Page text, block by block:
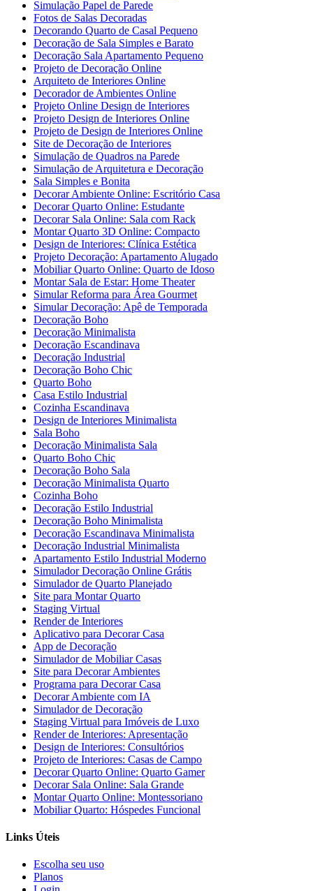
Simulação Papel de Parede
Fotos de Salas Decoradas
Decorando Quarto de Casal Pequeno
Decoração de Sala Simples e Barato
Decoração Sala Apartamento Pequeno
Projeto de Decoração Online
Arquiteto de Interiores Online
Decorador de Ambientes Online
Projeto Online Design de Interiores
Projeto Design de Interiores Online
Projeto de Design de Interiores Online
Site de Decoração de Interiores
Simulação de Quadros na Parede
Simulação de Arquitetura e Decoração
Sala Simples e Bonita
Decorar Ambiente Online: Escritório Casa
Decorar Quarto Online: Estudante
Decorar Sala Online: Sala com Rack
Montar Quarto 3D Online: Compacto
Design de Interiores: Clínica Estética
Projeto Decoração: Apartamento Alugado
Mobiliar Quarto Online: Quarto de Idoso
Montar Sala de Estar: Home Theater
Simular Reforma para Área Gourmet
Simular Decoração: Apê de Temporada
Decoração Boho
Decoração Minimalista
Decoração Escandinava
Decoração Industrial
Decoração Boho Chic
Quarto Boho
Casa Estilo Industrial
Cozinha Escandinava
Design de Interiores Minimalista
Sala Boho
Decoração Minimalista Sala
Quarto Boho Chic
Decoração Boho Sala
Decoração Minimalista Quarto
Cozinha Boho
Decoração Estilo Industrial
Decoração Boho Minimalista
Decoração Escandinava Minimalista
Decoração Industrial Minimalista
Apartamento Estilo Industrial Moderno
Simulador Decoração Online Grátis
Simulador de Quarto Planejado
Site para Montar Quarto
Staging Virtual
Render de Interiores
Aplicativo para Decorar Casa
App de Decoração
Simulador de Mobiliar Casas
Site para Decorar Ambientes
Programa para Decorar Casa
Decorar Ambiente com IA
Simulador de Decoração
Staging Virtual para Imóveis de Luxo
Render de Interiores: Apresentação
Design de Interiores: Consultórios
Projeto de Interiores: Casas de Campo
Decorar Quarto Online: Quarto Gamer
Decorar Sala Online: Sala Grande
Montar Quarto Online: Montessoriano
Mobiliar Quarto: Hóspedes Funcional
Links Úteis
Escolha seu uso
Planos